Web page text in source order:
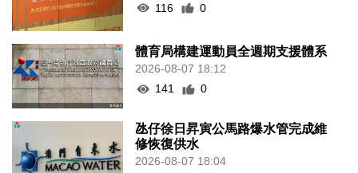
116
0
體育局構建運動員全週期支援體系
2026-08-07 18:12
141
0
氹仔徐日昇寅公馬路爆水管完成維
修恢復供水
2026-08-07 18:04